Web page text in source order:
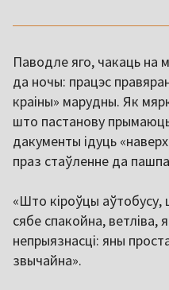
Паводле яго, чакаць на
да ночы: працэс
краіны» марудны. Як
што пастанову
дакументы ідуць
праз стаўленне да
«Што кіроўцы аўтобусу,
сябе спакойна, ветліва,
непрыязнасці: яны
звычайна».